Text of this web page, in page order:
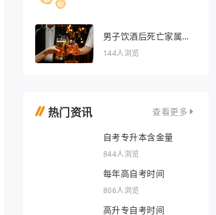
男子饮酒后死亡家属索
赔36万被驳回
144人浏览
热门资讯 查看更多
自考专升本含金量
844人浏览
每年高自考时间
806人浏览
高升专自考时间